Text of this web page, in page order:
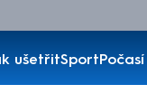
ušetřitSportPočasí